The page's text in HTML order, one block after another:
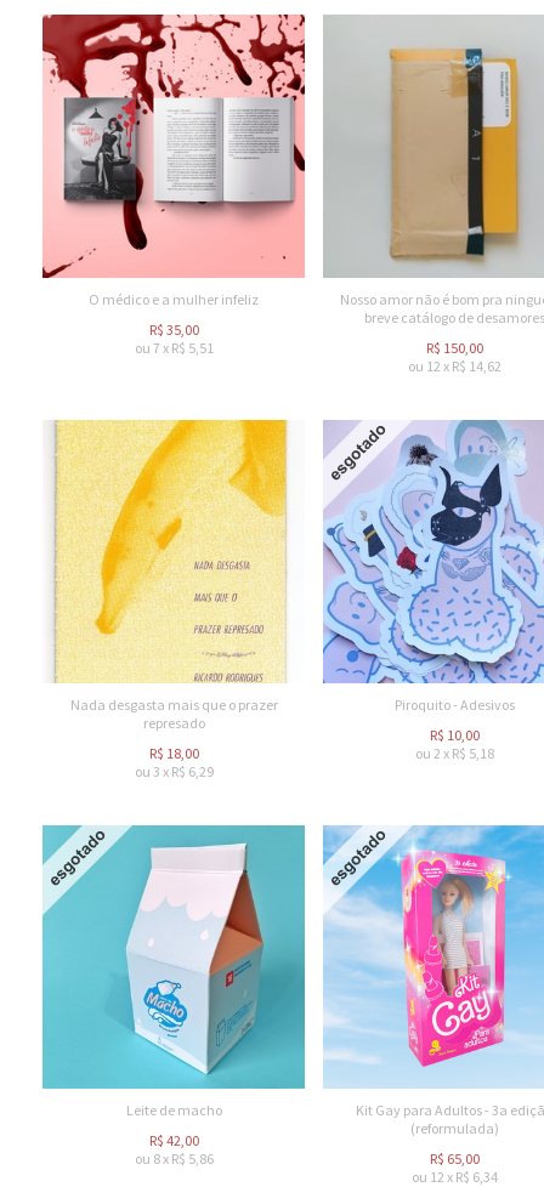
O médico e a mulher infeliz
R$ 35,00
ou 7x R$ 5,51
Nosso amor não é bom pra
breve catálogo de desamores
R$ 150,00
ou 12 x R$ 14,62
Nada desgasta mais que o prazer
represado
R$ 18,00
ou 3 x R$ 6,29
Piroquito - Adesivos
R$ 10,00
ou 2 x R$ 5,18
Leite de macho
R$ 42,00
ou 8x R$ 5,86
Kit Gay para Adultos - 3a
(reformulada)
R$ 65,00
ou 12 x R$ 6,34